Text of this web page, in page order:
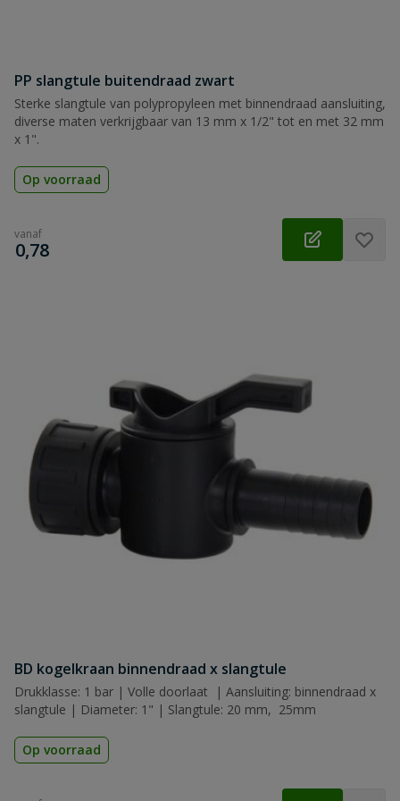
PP slangtule buitendraad zwart
Sterke slangtule van polypropyleen met binnendraad aansluiting,
diverse maten verkrijgbaar van 13 mm x 1/2" tot en met 32 mm
x 1".
Op voorraad
vanaf
€
0,78
BD kogelkraan binnendraad x slangtule
Drukklasse: 1 bar | Volle doorlaat | Aansluiting: binnendraad x
slangtule | Diameter: 1" | Slangtule: 20 mm, 25mm
Op voorraad